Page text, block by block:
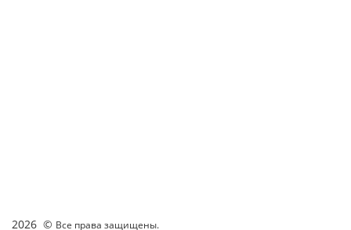
2026 © Все права защищены.